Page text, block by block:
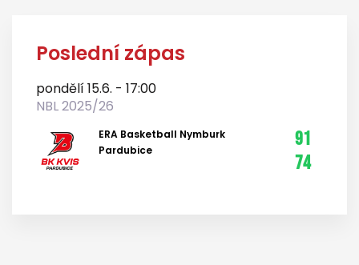
Poslední zápas
pondělí 15.6. - 17:00
NBL 2025/26
ERA Basketball Nymburk
Pardubice
91
74